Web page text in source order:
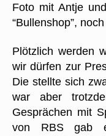
Foto mit Antje
“Bullenshop”,
Plötzlich werden
wir dürfen zur
Die stellte sich
war aber
Gesprächen mit
von RBS gab